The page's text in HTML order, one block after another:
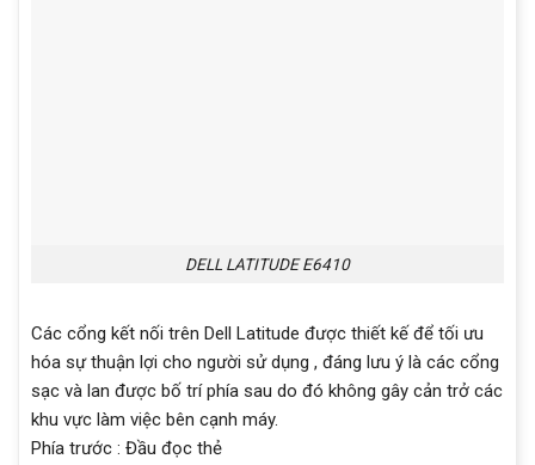
DELL LATITUDE E6410
Các cổng kết nối trên Dell Latitude được thiết kế để tối ưu
hóa sự thuận lợi cho người sử dụng , đáng lưu ý là các cổng
sạc và lan được bố trí phía sau do đó không gây cản trở các
khu vực làm việc bên cạnh máy.
Phía trước : Đầu đọc thẻ